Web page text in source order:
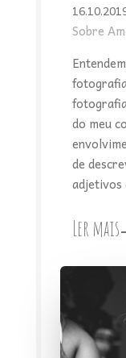
Sobre
do meu
de
adjetivos
Ler mais